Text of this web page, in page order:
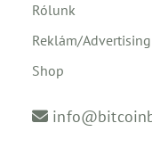
Rólunk
Reklám/Advertising
Shop